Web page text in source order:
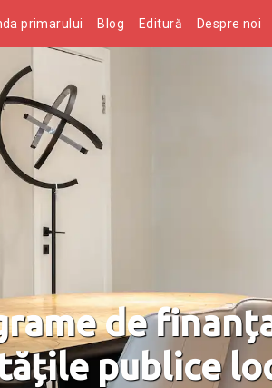
primarului Blog Editură Despre noi
de
publice